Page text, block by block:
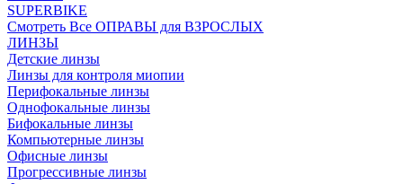
SUPERBIKE
Смотреть Все ОПРАВЫ для ВЗРОСЛЫХ
ЛИНЗЫ
Детские линзы
Линзы для контроля миопии
Перифокальные линзы
Однофокальные линзы
Бифокальные линзы
Компьютерные линзы
Офисные линзы
Прогрессивные линзы